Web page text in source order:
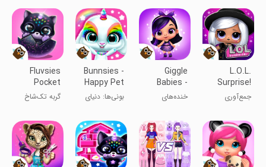
کی‌پاپ
L.O.L.
Surprise!
Disco
House
جمع‌آوری
Giggle
Babies -
Toddler
خنده‌های
مراقبت از کودک
Bunnsies -
Happy Pet
World
بونی‌ها: دنیای
شاد
Fluvsies
Pocket
World
گربه تک‌شاخ